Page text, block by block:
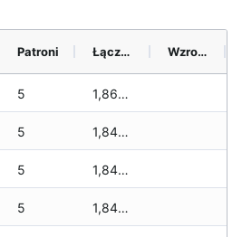
Patroni Łącznie Wzrost (28 dni)
5 1,860 zł
5 1,840 zł
5 1,840 zł
5 1,840 zł